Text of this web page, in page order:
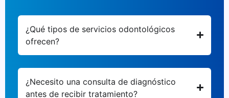
¿Qué tipos de servicios odontológicos
ofrecen?
¿Necesito una consulta de diagnóstico
antes de recibir tratamiento?